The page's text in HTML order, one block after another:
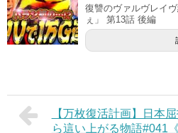
復讐のヴァルヴレイ
ぇ」 第13話 後編
【万枚復活計画】日本
ら這い上がる物語#041